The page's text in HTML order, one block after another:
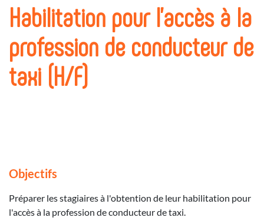
Habilitation pour l'accès à la
profession de conducteur de
taxi (H/F)
Objectifs
Préparer les stagiaires à l'obtention de leur habilitation pour
l'accès à la profession de conducteur de taxi.